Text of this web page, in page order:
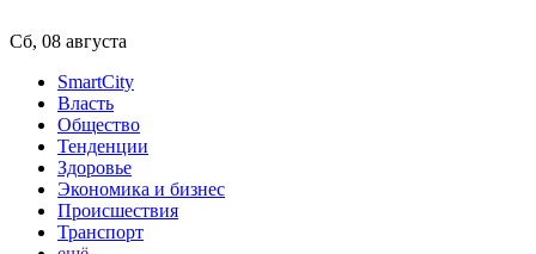
Сб, 08 августа
SmartCity
Власть
Общество
Тенденции
Здоровье
Экономика и бизнес
Происшествия
Транспорт